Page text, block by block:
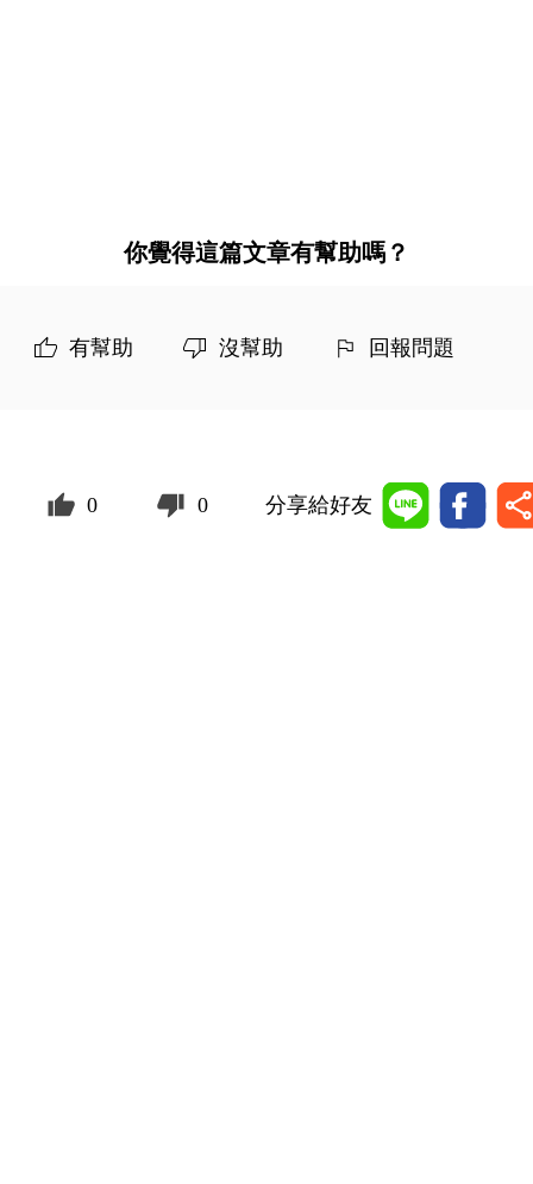
你覺得這篇文章有幫助嗎？
有幫助 沒幫助 回報問題
0 0 分享給好友